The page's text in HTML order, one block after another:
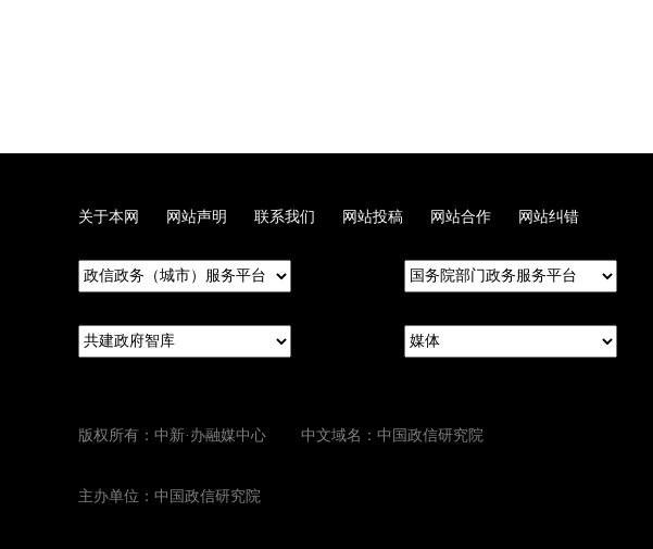
关于本网 网站声明 联系我们 网站投稿 网站合作 网站纠错
版权所有：中新·办融媒中心 中文域名：中国政信研究院
主办单位：中国政信研究院